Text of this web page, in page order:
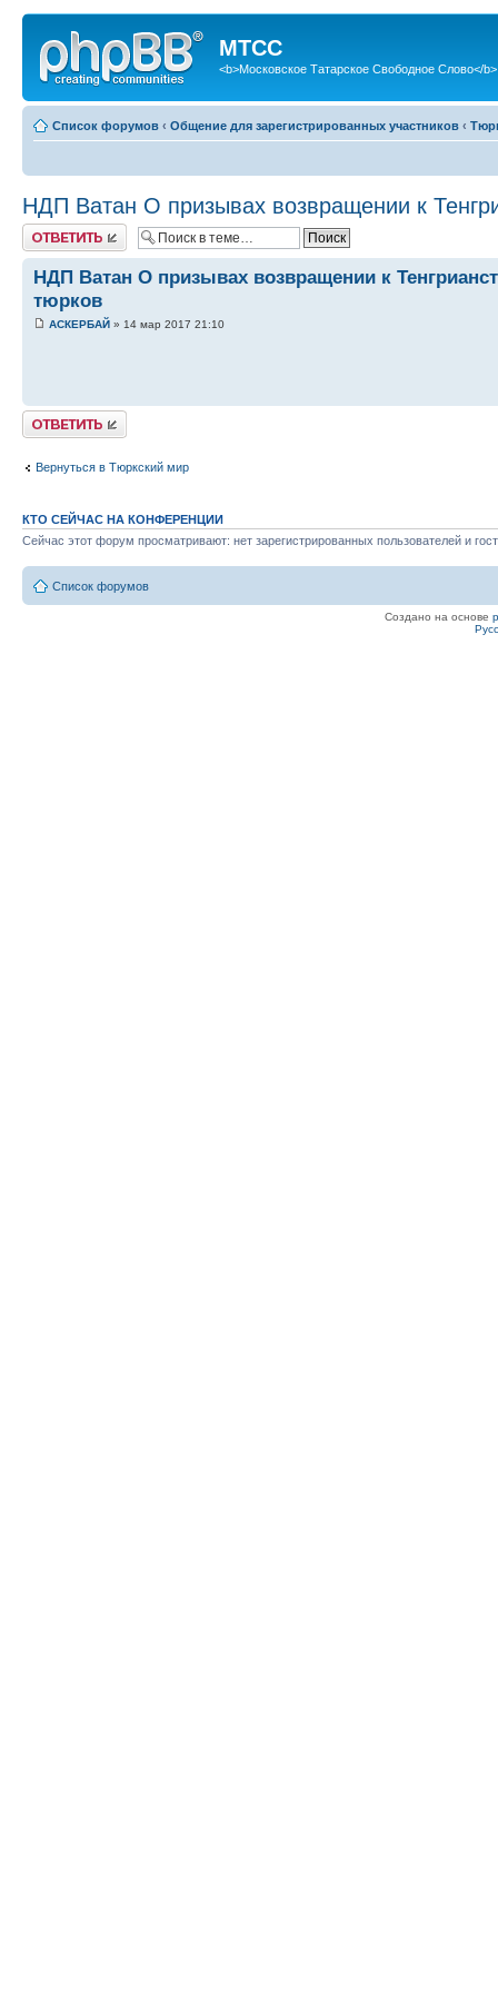
МТСС
<b>Московское Татарское Свободное Слово</b>
Список форумов ‹ Общение для зарегистрированных участников ‹
НДП Ватан О призывах возвращении к
Ответить
НДП Ватан О призывах возвращении к
тюрков
АСКЕРБАЙ » 14 мар 2017 21:10
Ответить
Вернуться в Тюркский мир
КТО СЕЙЧАС НА КОНФЕРЕНЦИИ
Сейчас этот форум просматривают: нет зарегистрированных пользователей и
Список форумов
Создано на основе